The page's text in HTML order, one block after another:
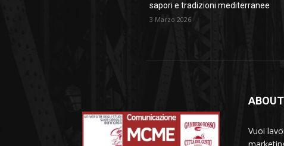
sapori e tradizioni mediterranee
3 Marzo 2026
Vuoi